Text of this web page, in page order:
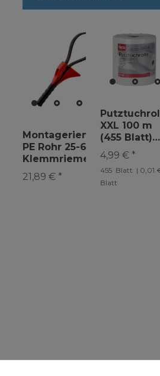
Montageriemen
PE Rohr 25-63mm
Klemmriemen
Gurtschlüssel
Verschraubungen
21,89 € *
XXL 100 m
(455 Blatt)
weiß
4,99 € *
455 Blatt | 0,01 €
Blatt